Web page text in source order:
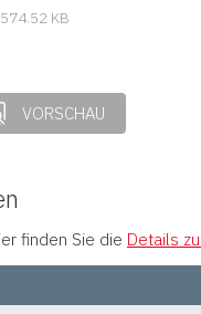
KB
VORSCHAU
finden Sie die Details